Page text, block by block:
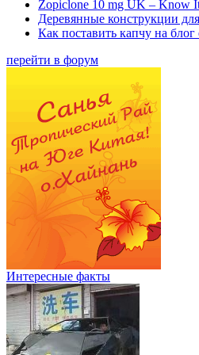
Zopiclone 10 mg UK – Know
Деревянные конструкции
Как поставить капчу на
перейти в форум
Интересные факты